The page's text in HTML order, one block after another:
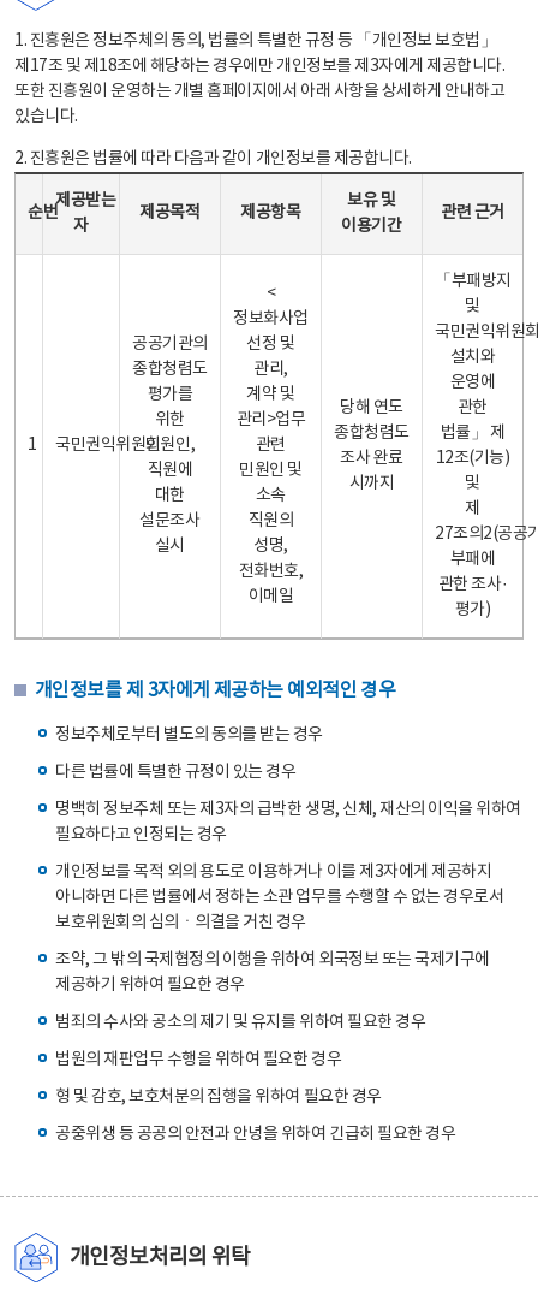
1. 진흥원은 정보주체의 동의, 법률의 특별한 규정 등 「개인정보 보호법」
제17조 및 제18조에 해당하는 경우에만 개인정보를 제3자에게 제공합니다.
또한 진흥원이 운영하는 개별 홈페이지에서 아래 사항을 상세하게 안내하고
있습니다.
2. 진흥원은 법률에 따라 다음과 같이 개인정보를 제공합니다.
순번
제공받는
자
제공목적 제공항목
보유 및
이용기간
관련 근거
1 국민권익위원회
공공기관의
종합청렴도
평가를
위한
민원인,
직원에
대한
설문조사
실시
<
정보화사업
선정 및
관리,
계약 및
관리>업무
관련
민원인 및
소속
직원의
성명,
전화번호,
이메일
당해 연도
종합청렴도
조사 완료
시까지
「부패방지
및
국민권익위원
설치와
운영에
관한
법률」 제
12조(기능)
및
제
27조의2(공공
부패에
관한 조사·
평가)
개인정보를 제 3자에게 제공하는 예외적인 경우
정보주체로부터 별도의 동의를 받는 경우
다른 법률에 특별한 규정이 있는 경우
명백히 정보주체 또는 제3자의 급박한 생명, 신체, 재산의 이익을 위하여
필요하다고 인정되는 경우
개인정보를 목적 외의 용도로 이용하거나 이를 제3자에게 제공하지
아니하면 다른 법률에서 정하는 소관 업무를 수행할 수 없는 경우로서
보호위원회의 심의ㆍ의결을 거친 경우
조약, 그 밖의 국제협정의 이행을 위하여 외국정보 또는 국제기구에
제공하기 위하여 필요한 경우
범죄의 수사와 공소의 제기 및 유지를 위하여 필요한 경우
법원의 재판업무 수행을 위하여 필요한 경우
형 및 감호, 보호처분의 집행을 위하여 필요한 경우
공중위생 등 공공의 안전과 안녕을 위하여 긴급히 필요한 경우
개인정보처리의 위탁